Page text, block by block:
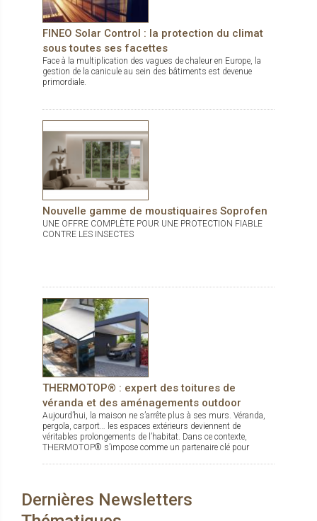
FINEO Solar Control : la protection du climat
sous toutes ses facettes
Face à la multiplication des vagues de chaleur en Europe, la
gestion de la canicule au sein des bâtiments est devenue
primordiale.
Nouvelle gamme de moustiquaires Soprofen
UNE OFFRE COMPLÈTE POUR UNE PROTECTION FIABLE
CONTRE LES INSECTES
THERMOTOP® : expert des toitures de
véranda et des aménagements outdoor
Aujourd’hui, la maison ne s’arrête plus à ses murs. Véranda,
pergola, carport… les espaces extérieurs deviennent de
véritables prolongements de l’habitat. Dans ce contexte,
THERMOTOP® s’impose comme un partenaire clé pour
Dernières Newsletters